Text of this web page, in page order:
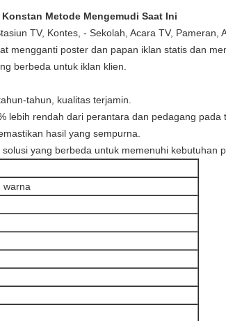
Metode Mengemudi Saat Ini
TV, Kontes, - Sekolah, Acara TV,
mengganti poster dan papan iklan statis dan
berbeda untuk iklan klien.
tahun, kualitas terjamin.
lebih rendah dari perantara dan pedagang pada
hasil yang sempurna.
yang berbeda untuk memenuhi kebutuhan
warna